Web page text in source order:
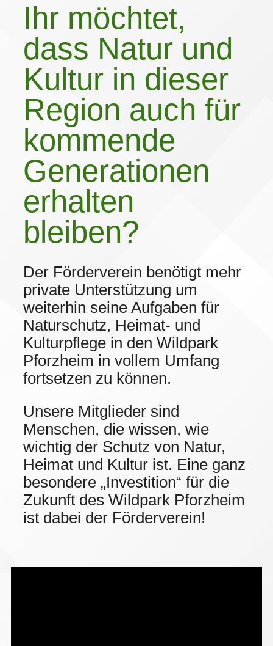
Ihr möchtet,
dass Natur und
Kultur in dieser
Region auch für
kommende
Generationen
erhalten
bleiben?
Der Förderverein benötigt mehr
private Unterstützung um
weiterhin seine Aufgaben für
Naturschutz, Heimat- und
Kulturpflege in den Wildpark
Pforzheim in vollem Umfang
fortsetzen zu können.
Unsere Mitglieder sind
Menschen, die wissen, wie
wichtig der Schutz von Natur,
Heimat und Kultur ist. Eine ganz
besondere „Investition“ für die
Zukunft des Wildpark Pforzheim
ist dabei der Förderverein!